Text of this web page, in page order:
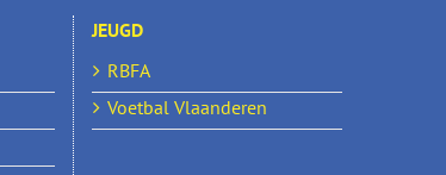
JEUGD
RBFA
Voetbal Vlaanderen